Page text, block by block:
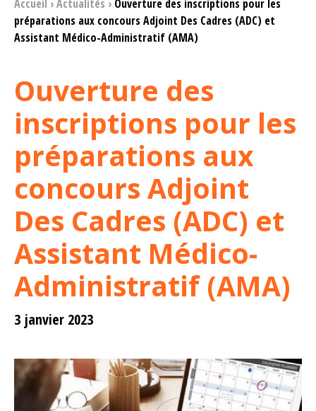
Accueil ›Actualités › Ouverture des inscriptions pour les
préparations aux concours Adjoint Des Cadres (ADC) et
Assistant Médico-Administratif (AMA)
Ouverture des
inscriptions pour les
préparations aux
concours Adjoint
Des Cadres (ADC) et
Assistant Médico-
Administratif (AMA)
3 janvier 2023